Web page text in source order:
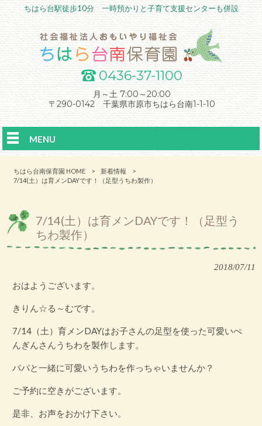
ちはら台駅徒歩10分 一時預かりと子育て支援センターも併設
0436-37-1100
月～土 7:00～20:00
〒290-0142 千葉県市原市ちはら台南1-1-10
MENU
ちはら台南保育園 HOME > 新着情報
>
7/14(土）は育メンDAYです！（足型うちわ製作）
7/14(土）は育メンDAYです！（足型う
ちわ製作）
2018/07/11
おはようございます。
きりん☆る～むです。
7/14（土）育メンDAYはお子さんの足型を使った可愛いぺ
んぎんさんうちわを製作します。
パパと一緒に可愛いうちわを作っちゃいませんか？
ご予約に空きがございます。
是非、お声をおかけ下さい。